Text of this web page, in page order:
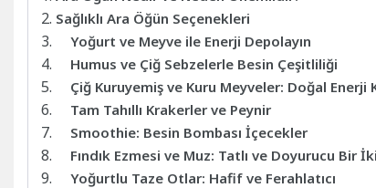
Sağlıklı Ara Öğün Seçenekleri
Yoğurt ve Meyve ile Enerji Depolayın
Humus ve Çiğ Sebzelerle Besin Çeşitliliği
Çiğ Kuruyemiş ve Kuru Meyveler: Doğal Enerji
Tam Tahıllı Krakerler ve Peynir
Smoothie: Besin Bombası İçecekler
Fındık Ezmesi ve Muz: Tatlı ve Doyurucu Bir
Yoğurtlu Taze Otlar: Hafif ve Ferahlatıcı